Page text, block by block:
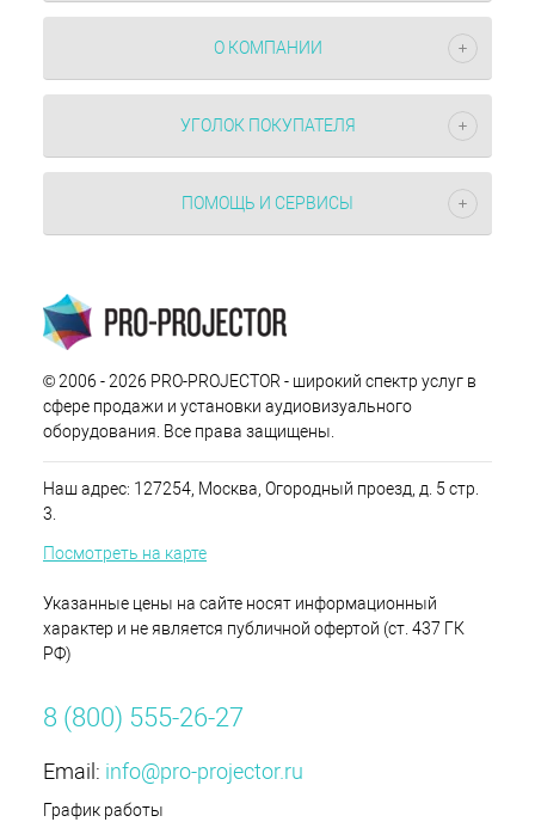
О КОМПАНИИ
УГОЛОК ПОКУПАТЕЛЯ
ПОМОЩЬ И СЕРВИСЫ
© 2006 - 2026 PRO-PROJECTOR - широкий спектр услуг в
сфере продажи и установки аудиовизуального
оборудования. Все права защищены.
Наш адрес: 127254, Москва, Огородный проезд, д. 5 стр.
3.
Посмотреть на карте
Указанные цены на сайте носят информационный
характер и не является публичной офертой (ст. 437 ГК
РФ)
8 (800) 555-26-27
Email: info@pro-projector.ru
График работы